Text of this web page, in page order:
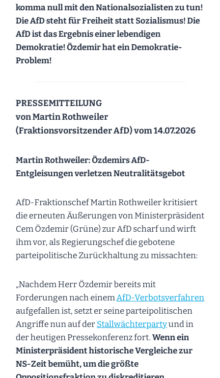
komma null mit den Nationalsozialisten zu tun!
Die AfD steht für Freiheit statt Sozialismus! Die
AfD ist das Ergebnis einer lebendigen
Demokratie!Özdemir hat ein Demokratie-
Problem!
PRESSEMITTEILUNG
vonMartin Rothweiler
(Fraktionsvorsitzender AfD) vom 14.07.2026
Martin Rothweiler: Özdemirs AfD-
Entgleisungen verletzen Neutralitätsgebot
AfD-Fraktionschef Martin Rothweiler kritisiert
die erneuten Äußerungen von Ministerpräsident
Cem Özdemir (Grüne) zur AfD scharf und wirft
ihm vor, als Regierungschef die gebotene
parteipolitische Zurückhaltung zu missachten:
„Nachdem Herr Özdemir bereits mit
Forderungen nach einemAfD-Verbotsverfahren
aufgefallen ist, setzt er seine parteipolitischen
Angriffe nun auf derStallwächterpartyund in
der heutigen Pressekonferenz fort.Wenn ein
Ministerpräsident historische Vergleiche zur
NS-Zeit bemüht, um die größte